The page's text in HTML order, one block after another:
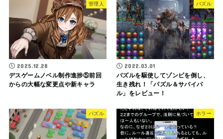
管理人
2025.12.28
デスゲームノベル制作進捗⑤前回
からの大幅な変更点や新キャラ
パズル
2022.03.01
パズルを駆使してゾンビを倒し、
生き残れ！「パズル＆サバイバ
ル」をレビュー！
パズル ホラー